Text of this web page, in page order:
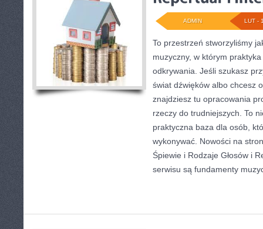
LUT -
ADMIN
To przestrzeń stworzyliśmy
muzyczny, w którym
odkrywania. Jeśli szukasz
świat dźwięków albo chcesz
znajdziesz tu opracowania
rzeczy do trudniejszych. To
praktyczna baza dla osób,
wykonywać. Nowości na
Śpiewie i Rodzaje Głosów i
serwisu są fundamenty